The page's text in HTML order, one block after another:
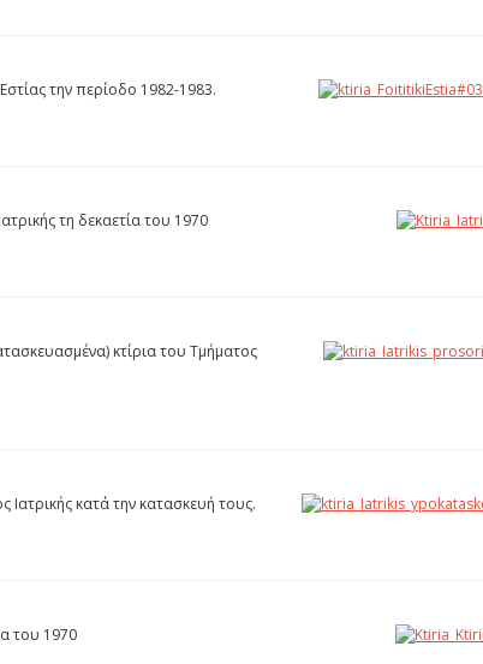
την περίοδο 1982-1983.
τη δεκαετία του 1970
κτίρια του Τμήματος
κατά την κατασκευή τους.
του 1970